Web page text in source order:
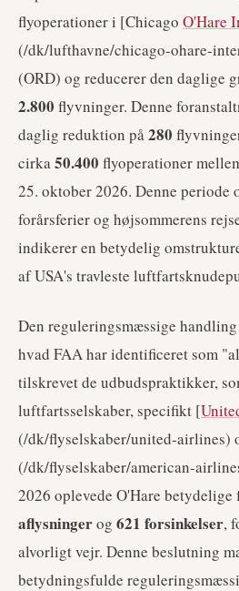
flyoperationer i [Chicago O'Hare
(/dk/lufthavne/chicago-ohare-
(ORD) og reducerer den daglige
2.800 flyvninger. Denne
daglig reduktion på280
cirka50.400 flyoperationer
25. oktober 2026. Denne periode
forårsferier og højsommerens
indikerer en betydelig
af USA's travleste
Den reguleringsmæssige
hvad FAA har identificeret som
tilskrevet de udbudspraktikker,
luftfartsselskaber, specifikt [
(/dk/flyselskaber/united-airlines)
(/dk/flyselskaber/american-
2026 oplevede O'Hare betydelige
aflysningerog 621 forsinkelser,
alvorligt vejr. Denne beslutning
betydningsfulde